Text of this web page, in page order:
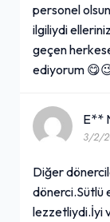
personel
ilgiliydi
geçen
ediyorum
E**
3/2/
Diğer
dönerci.Sütlü
lezzetliydi.İyi